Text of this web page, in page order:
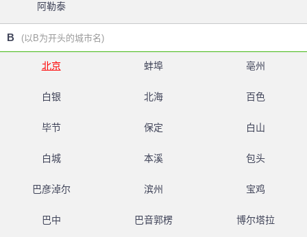
阿勒泰
B (以B为开头的城市名)
北京 蚌埠 亳州
白银 北海 百色
毕节 保定 白山
白城 本溪 包头
巴彦淖尔 滨州 宝鸡
巴中 巴音郭楞 博尔塔拉